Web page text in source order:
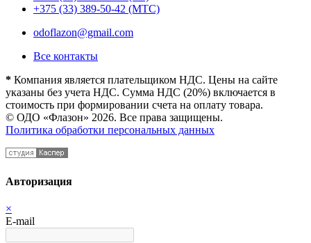
+375 (33) 389-50-42 (МТС)
odoflazon@gmail.com
Все контакты
* Компания является плательщиком НДС. Цены на сайте
указаны без учета НДС. Сумма НДС (20%) включается в
стоимость при формировании счета на оплату товара.
© ОДО «Флазон» 2026. Все права защищены.
Политика обработки персональных данных
Авторизация
×
E-mail